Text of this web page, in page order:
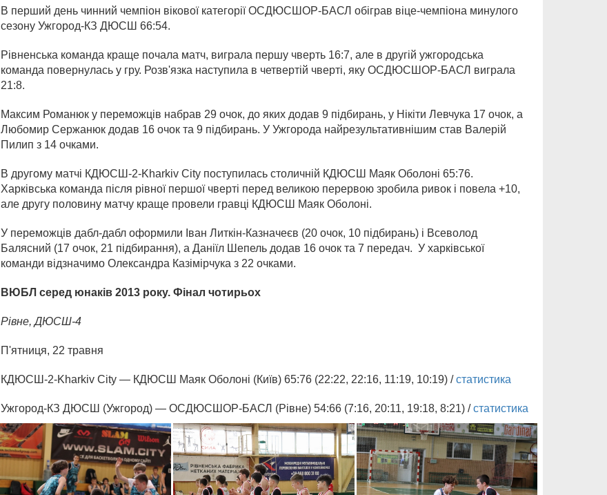
В перший день чинний чемпіон вікової категорії ОСДЮСШОР-БАСЛ обіграв віце-чемпіона минулого
сезону Ужгород-КЗ ДЮСШ 66:54.
Рівненська команда краще почала матч, виграла першу чверть 16:7, але в другій ужгородська
команда повернулась у гру. Розв'язка наступила в четвертій чверті, яку ОСДЮСШОР-БАСЛ виграла
21:8.
Максим Романюк у переможців набрав 29 очок, до яких додав 9 підбирань, у Нікіти Левчука 17 очок, а
Любомир Сержанюк додав 16 очок та 9 підбирань. У Ужгорода найрезультативнішим став Валерій
Пилип з 14 очками.
В другому матчі КДЮСШ-2-Kharkiv City поступилась столичній КДЮСШ Маяк Оболоні 65:76.
Харківська команда після рівної першої чверті перед великою перервою зробила ривок і повела +10,
але другу половину матчу краще провели гравці КДЮСШ Маяк Оболоні.
У переможців дабл-дабл оформили Іван Литкін-Казначеєв (20 очок, 10 підбирань) і Всеволод
Балясний (17 очок, 21 підбирання), а Даніїл Шепель додав 16 очок та 7 передач. У харківської
команди відзначимо Олександра Казімірчука з 22 очками.
ВЮБЛ серед юнаків 2013 року. Фінал чотирьох
Рівне, ДЮСШ-4
П'ятниця, 22 травня
КДЮСШ-2-Kharkiv City — КДЮСШ Маяк Оболоні (Київ) 65:76 (22:22, 22:16, 11:19, 10:19) /статистика
Ужгород-КЗ ДЮСШ (Ужгород) — ОСДЮСШОР-БАСЛ (Рівне) 54:66 (7:16, 20:11, 19:18, 8:21) /статистика